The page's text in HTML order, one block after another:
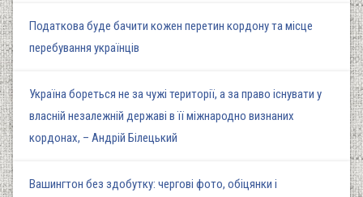
Податкова буде бачити кожен перетин кордону та місце
перебування українців
Україна бореться не за чужі території, а за право існувати у
власній незалежній державі в її міжнародно визнаних
кордонах, – Андрій Білецький
Вашингтон без здобутку: чергові фото, обіцянки і